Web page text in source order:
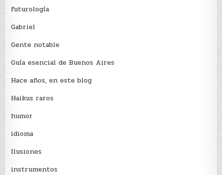
futurología
Gabriel
Gente notable
Guía esencial de Buenos Aires
Hace años, en este blog
Haikus raros
humor
idioma
Ilusiones
instrumentos